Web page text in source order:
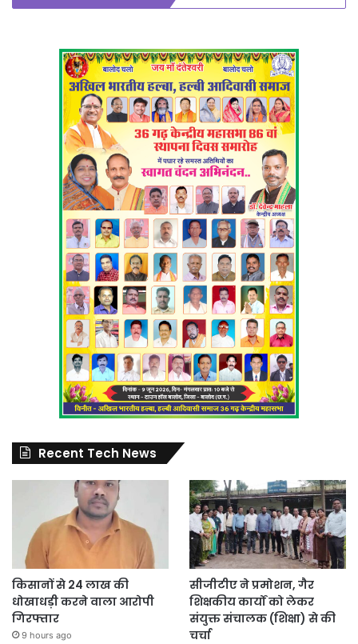
Recent Tech News
किसानों से 24 लाख की
धोखाधड़ी करने वाला आरोपी
गिरफ्तार
9 hours ago
सीजीटीए ने प्रमोशन, गैर
शिक्षकीय कार्यों को लेकर
संयुक्त संचालक (शिक्षा) से की
चर्चा